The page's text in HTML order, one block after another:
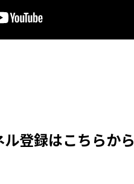
登録はこちらから